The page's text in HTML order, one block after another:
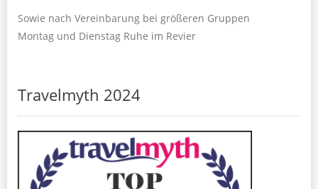
Sowie nach Vereinbarung bei größeren Gruppen
Montag und Dienstag Ruhe im Revier
Travelmyth 2024